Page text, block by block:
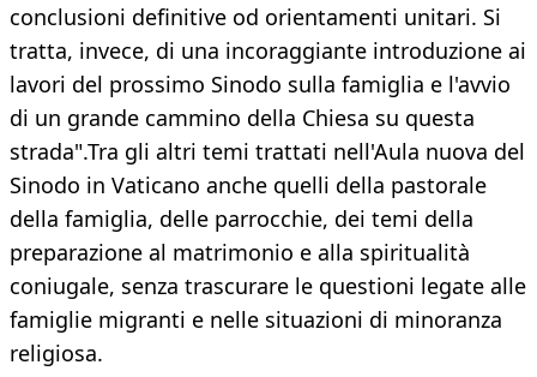
conclusioni definitive od orientamenti unitari. Si
tratta, invece, di una incoraggiante introduzione ai
lavori del prossimo Sinodo sulla famiglia e l'avvio
di un grande cammino della Chiesa su questa
strada".Tra gli altri temi trattati nell'Aula nuova del
Sinodo in Vaticano anche quelli della pastorale
della famiglia, delle parrocchie, dei temi della
preparazione al matrimonio e alla spiritualità
coniugale, senza trascurare le questioni legate alle
famiglie migranti e nelle situazioni di minoranza
religiosa.